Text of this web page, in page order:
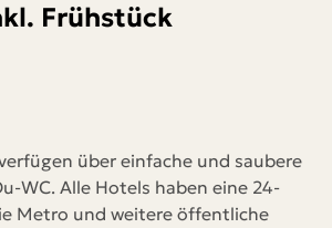
Frühstück
über einfache und saubere
WC. Alle Hotels haben eine 24-
Metro und weitere öffentliche